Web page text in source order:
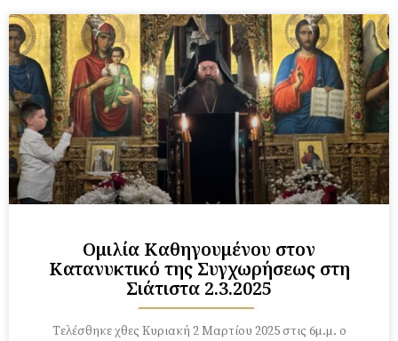
Ομιλία Καθηγουμένου στον
Κατανυκτικό της Συγχωρήσεως στη
Σιάτιστα 2.3.2025
Τελέσθηκε χθες Κυριακή 2 Μαρτίου 2025 στις 6μ.μ. ο